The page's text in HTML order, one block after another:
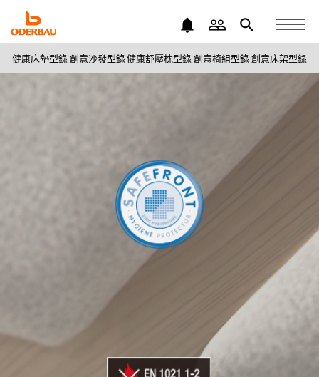
notifications people_outline search
健康床墊型錄創意沙發型錄健康舒壓枕型錄創意椅組型錄創意床架型錄